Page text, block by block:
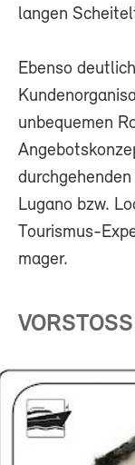
langen
Ebenso
unbequemen
Lugano bzw.
Tourismus-
mager.